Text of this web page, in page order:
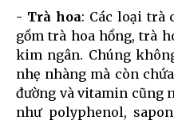
- Trà hoa: Các loại trà
gồm trà hoa hồng, trà
kim ngân. Chúng
nhẹ nhàng mà còn
đường và vitamin cũng
như polyphenol,